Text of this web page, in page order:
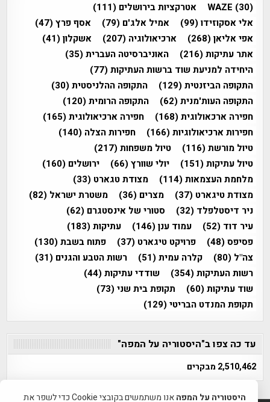
WAZE (30) אטרקציות בירושלים (111)
אלי אסקוזידו(99) אמיל אלג'ם (79) אסף פרץ(47)
אפי אליאן(268) ארכיאולוגיה (207) אשקלון(41)
אתר עתיקות(216) האוניברסיטה העברית(35)
היחידה למניעת שוד ברשות העתיקות(77)
התקופה הביזנטית(129) התקופה ההלניסטית(30)
התקופה העות'מנית(62) התקופה הרומית(120)
חפירה ארכאולוגית(168) חפירה ארכיאולוגית(165)
חפירות ארכיאולוגיות(166) חפירות הצלה (140)
טיול מורשת(116) טיול משפחות(217)
טיול עתיקות(151) יולי שוורץ(66) ירושלים (160)
מלחמת העצמאות(114) מצודת טגארט (33)
מצודת טיגארט (37) מצרים (36) משטרת ישראל (82)
ניר דיסטלפלד (32) סטורי של אינסטגרם (62)
עיר דוד (52) עמוד ענן(146) עתיקות(183)
פסיפס(48) פרויקט טיגארט (37) פתוח בשבת(130)
צה"ל (80) קלרה עמית(51) רשות הטבע והגנים (31)
רשות העתיקות(354) שודדי עתיקות(44)
שוד עתיקות(60) תקופת בית שני(73)
תקופת המנדט הבריטי(129)
עד כה צפו ב"היסטוריה על המפה"
2,510,462 מבקרים
היסטוריה על המפה אנו משתמשים בקובצי Cookie כדי לשפר את